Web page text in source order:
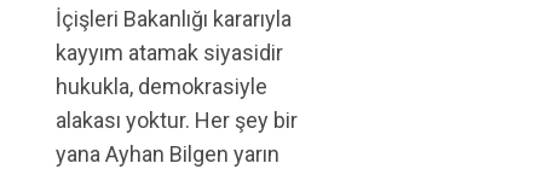
İçişleri Bakanlığı kararıyla
kayyım atamak siyasidir
hukukla, demokrasiyle
alakası yoktur. Her şey bir
yana Ayhan Bilgen yarın